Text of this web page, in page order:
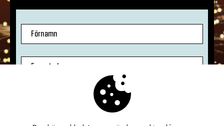
Förnamn
E-postadress
Jag godkänner att mina uppgifter sparas.